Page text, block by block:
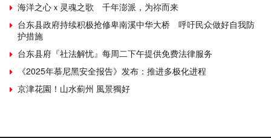
海洋之心ｘ灵魂之歌 千年澎派，为祢而来
台东县政府持续积极抢修卑南溪中华大桥 呼吁民众做好自我防
护措施
台东县府『社法解忧』每周二下午提供免费法律服务
《2025年慕尼黑安全报告》发布：推进多极化进程
京津花園！山水薊州 風景獨好